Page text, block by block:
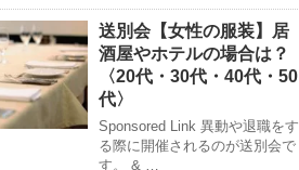
送別会【女性の服装】居
酒屋やホテルの場合は？
〈20代・30代・40代・50
代〉
Sponsored Link 異動や退職をす
る際に開催されるのが送別会で
す。 & …